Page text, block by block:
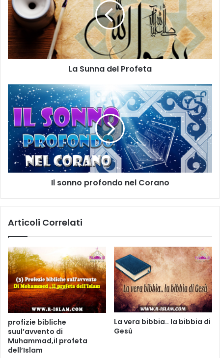
La Sunna del Profeta
Il sonno profondo nel Corano
Articoli Correlati
profizie bibliche
suul’avvento di
Muhammad,il profeta
dell’Islam
La vera bibbia.. la bibbia di
Gesù